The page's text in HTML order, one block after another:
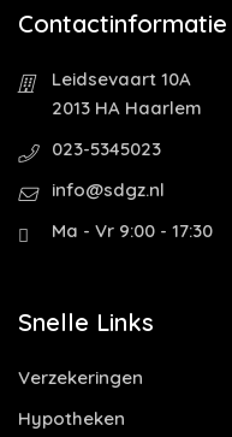
Contactinformatie
Leidsevaart 10A
2013 HA Haarlem
023-5345023
info@sdgz.nl
Ma - Vr 9:00 - 17:30
Snelle Links
Verzekeringen
Hypotheken